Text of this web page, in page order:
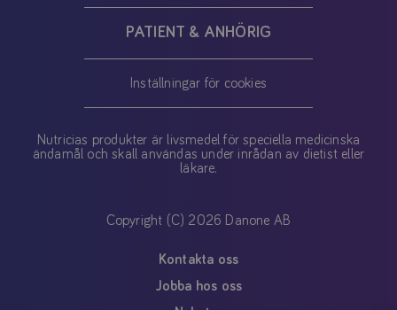
PATIENT & ANHÖRIG
Inställningar för cookies
Nutricias produkter är livsmedel för speciella medicinska
ändamål och skall användas under inrådan av dietist eller
läkare.
Copyright (C) 2026 Danone AB
Kontakta oss
Jobba hos oss